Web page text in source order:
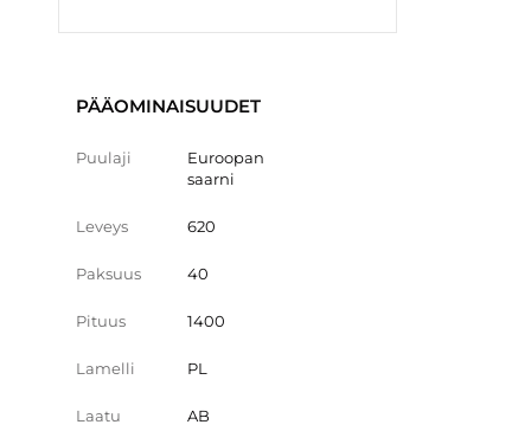
PÄÄOMINAISUUDET
Puulaji
Euroopan
saarni
Leveys 620
Paksuus 40
Pituus 1400
Lamelli PL
Laatu AB